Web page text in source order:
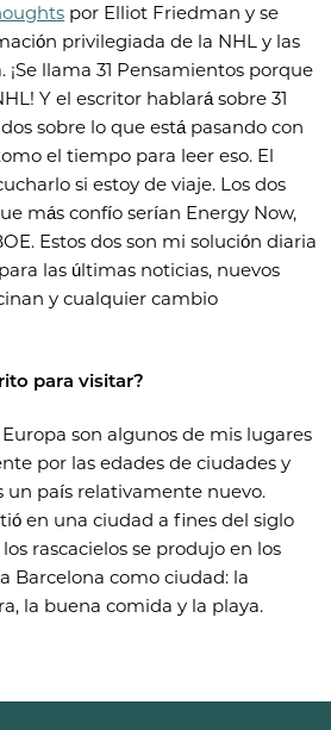
por Elliot Friedman y se
privilegiada de la NHL y las
¡Se llama 31 Pensamientos porque
Y el escritor hablará sobre 31
sobre lo que está pasando con
el tiempo para leer eso. El
si estoy de viaje. Los dos
más confío serían Energy Now,
Estos dos son mi solución diaria
las últimas noticias, nuevos
y cualquier cambio
para visitar?
son algunos de mis lugares
por las edades de ciudades y
un país relativamente nuevo.
en una ciudad a fines del siglo
rascacielos se produjo en los
Barcelona como ciudad: la
la buena comida y la playa.